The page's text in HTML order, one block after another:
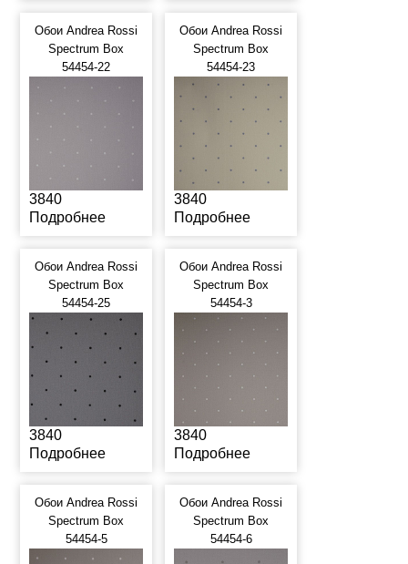
Обои Andrea Rossi
Spectrum Box
54454-22
3840
Подробнее
Обои Andrea Rossi
Spectrum Box
54454-23
3840
Подробнее
Обои Andrea Rossi
Spectrum Box
54454-25
3840
Подробнее
Обои Andrea Rossi
Spectrum Box
54454-3
3840
Подробнее
Обои Andrea Rossi
Spectrum Box
54454-5
Обои Andrea Rossi
Spectrum Box
54454-6